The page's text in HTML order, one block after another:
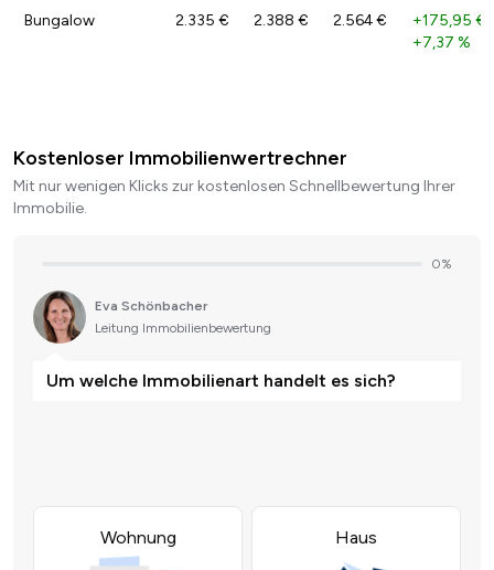
Bungalow 2.335 € 2.388 € 2.564 € +175,95 €
+7,37 %
Kostenloser Immobilienwertrechner
Mit nur wenigen Klicks zur kostenlosen Schnellbewertung Ihrer
Immobilie.